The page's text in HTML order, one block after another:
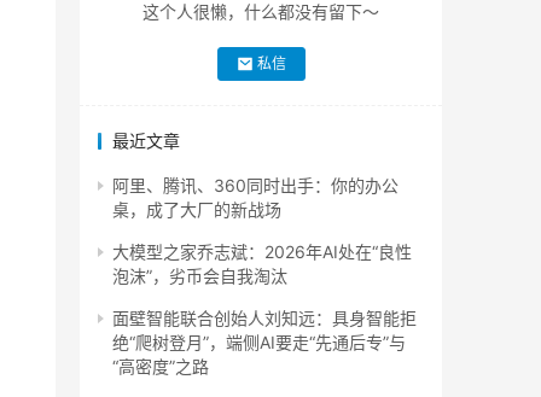
这个人很懒，什么都没有留下～
私信
最近文章
阿里、腾讯、360同时出手：你的办公
桌，成了大厂的新战场
大模型之家乔志斌：2026年AI处在“良性
泡沫”，劣币会自我淘汰
面壁智能联合创始人刘知远：具身智能拒
绝“爬树登月”，端侧AI要走“先通后专”与
“高密度”之路